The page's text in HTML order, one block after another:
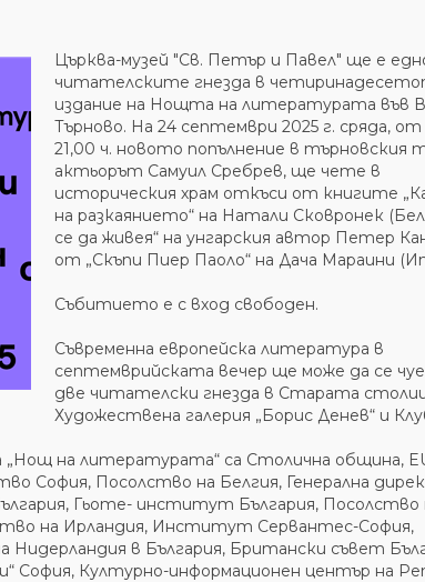
Църква-музей "Св. Петър и Павел" ще е
читателските гнезда в
издание на Нощта на литературата във
Търново. На 24 септември 2025 г. сряда, от
21,00 ч. новото попълнение в търновския
актьорът Самуил Сребрев, ще чете в
историческия храм откъси от книгите
на разкаянието“ на Натали Сковронек
се да живея“ на унгарския автор Петер
от „Скъпи Пиер Паоло“ на Дача Мараини
Събитието е с вход свободен.
Съвременна европейска литература в
септемврийската вечер ще може да се
две читателски гнезда в Старата
Художествена галерия „Борис Денев“ и
на литературата“ са Столична община,
София, Посолство на Белгия, Генерална
Гьоте- институт България, Посолство
на Ирландия, Институт Сервантес-София,
в България, Британски съвет
Културно-информационен център на